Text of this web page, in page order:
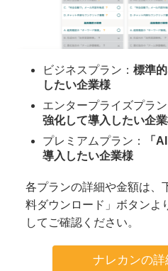
ビジネスプラン： 標準
したい企業様
エンタープライズプラン
強化して導入したい企
プレミアムプラン：
「
導入したい企業様
各プランの詳細や金額は、
料ダウンロード」ボタンよ
してご確認ください。
ナレカンの詳